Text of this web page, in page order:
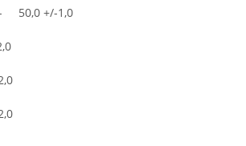
+/-1,0